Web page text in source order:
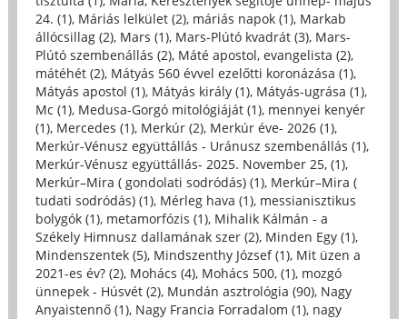
24. (1), Máriás lelkület (2), máriás napok (1), Markab
állócsillag (2), Mars (1), Mars-Plútó kvadrát (3), Mars-
Plútó szembenállás (2), Máté apostol, evangelista (2),
mátéhét (2), Mátyás 560 évvel ezelőtti koronázása (1),
Mátyás apostol (1), Mátyás király (1), Mátyás-ugrása (1),
Mc (1), Medusa-Gorgó mitológiáját (1), mennyei kenyér
(1), Mercedes (1), Merkúr (2), Merkúr éve- 2026 (1),
Merkúr-Vénusz együttállás - Uránusz szembenállás (1),
Merkúr-Vénusz együttállás- 2025. November 25, (1),
Merkúr–Mira ( gondolati sodródás) (1), Merkúr–Mira (
tudati sodródás) (1), Mérleg hava (1), messianisztikus
bolygók (1), metamorfózis (1), Mihalik Kálmán - a
Székely Himnusz dallamának szer (2), Minden Egy (1),
Mindenszentek (5), Mindszenthy József (1), Mit üzen a
2021-es év? (2), Mohács (4), Mohács 500, (1), mozgó
ünnepek - Húsvét (2), Mundán asztrológia (90), Nagy
Anyaistennő (1), Nagy Francia Forradalom (1), nagy